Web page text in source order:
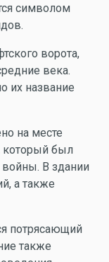
символом
ворота,
века.
их название
на месте
который был
В здании
а также
потрясающий
также